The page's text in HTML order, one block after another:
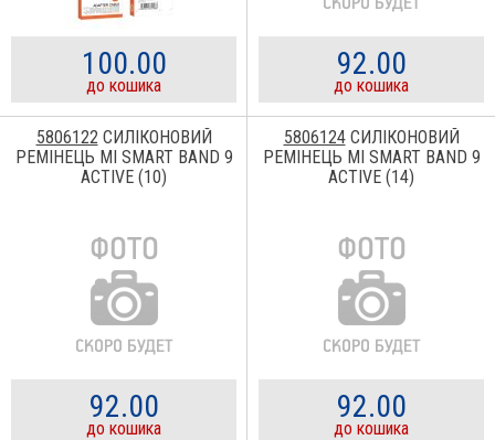
100.00
до кошика
92.00
до кошика
5806122 СИЛІКОНОВИЙ
РЕМІНЕЦЬ MI SMART BAND 9
ACTIVE (10)
92.00
до кошика
5806124СИЛІКОНОВИЙ
РЕМІНЕЦЬ MI SMART BAND 9
ACTIVE (14)
92.00
до кошика